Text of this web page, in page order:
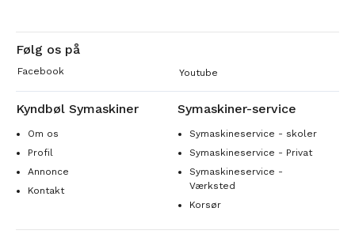
Følg os på
Facebook Youtube
Kyndbøl Symaskiner
Om os
Profil
Annonce
Kontakt
Symaskiner-service
Symaskineservice - skoler
Symaskineservice - Privat
Symaskineservice -
Værksted
Korsør